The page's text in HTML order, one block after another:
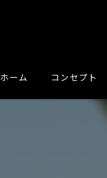
ホーム コンセプト